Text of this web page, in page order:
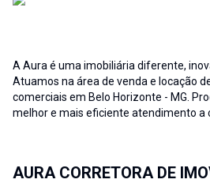
A Aura é uma imobiliária diferente,
Atuamos na área de venda e locação de imóveis residenciais e
comerciais em Belo Horizonte - MG. Procuramos oferecer o
melhor e mais eficiente atendimento a
Imóveis e consequentemente de nossos
AURA CORRETORA DE